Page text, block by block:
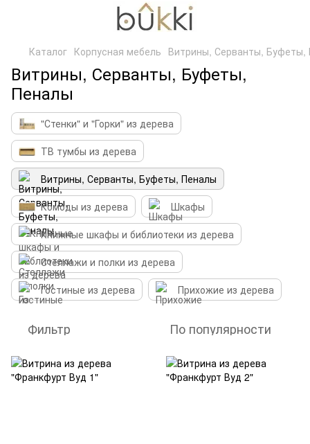
Каталог Корпусная мебель Витрины, Серванты, Буфеты,
Витрины, Серванты, Буфеты,
Пеналы
"Стенки" и "Горки" из дерева
ТВ тумбы из дерева
Витрины, Серванты, Буфеты, Пеналы
Комоды из дерева
Шкафы
Книжные шкафы и библиотеки из дерева
Стеллажи и полки из дерева
Гостиные из дерева
Прихожие из дерева
Фильтр По популярности